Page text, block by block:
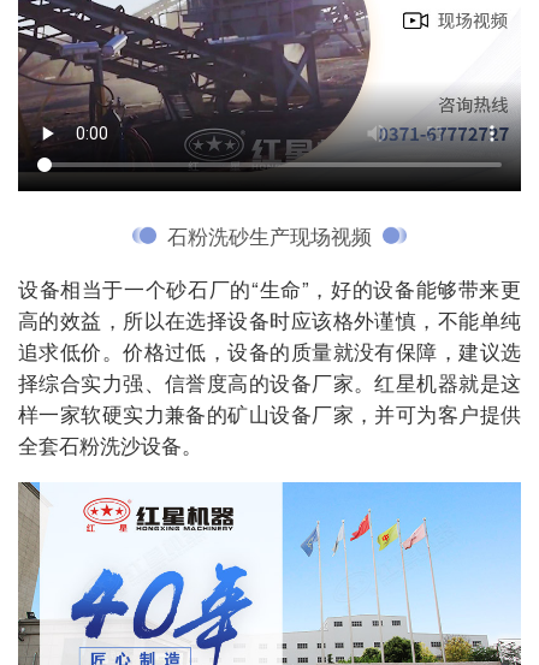
石粉洗砂生产现场视频
设备相当于一个砂石厂的“生命”，好的设备能够带来更
高的效益，所以在选择设备时应该格外谨慎，不能单纯
追求低价。价格过低，设备的质量就没有保障，建议选
择综合实力强、信誉度高的设备厂家。红星机器就是这
样一家软硬实力兼备的矿山设备厂家，并可为客户提供
全套石粉洗沙设备。